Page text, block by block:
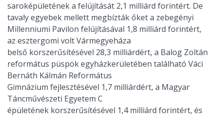
saroképületének a felújítását 2,1 milliárd forintért. De
tavaly egyebek mellett megbízták őket a zebegényi
Millenniumi Pavilon felújításával 1,8 milliárd forintért,
az esztergomi volt Vármegyeháza
belső korszerűsítésével 28,3 milliárdért, a Balog Zoltán
református püspök egyházkerületében található Váci
Bernáth Kálmán Református
Gimnázium fejlesztésével 1,7 milliárdért, a Magyar
Táncművészeti Egyetem C
épületének korszerűsítésével 1,4 milliárd forintért, és